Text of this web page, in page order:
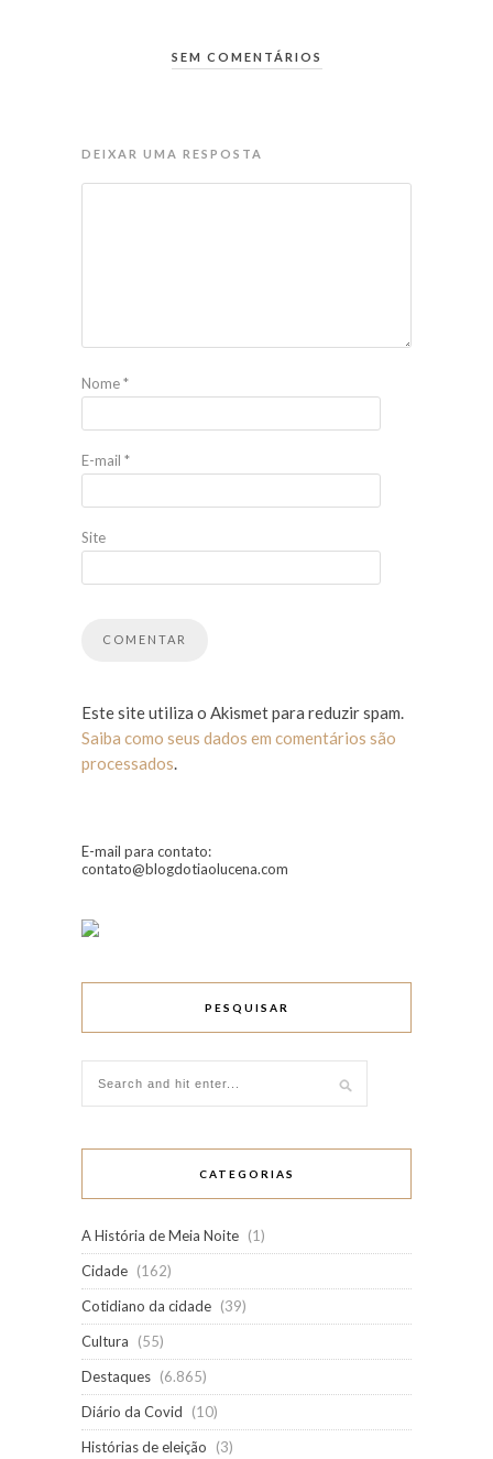
SEM COMENTÁRIOS
DEIXAR UMA RESPOSTA
Nome*
E-mail *
Site
Este site utiliza o Akismet para reduzir spam.
Saiba como seus dados em comentários são
processados.
E-mail para contato:
contato@blogdotiaolucena.com
PESQUISAR
CATEGORIAS
A História de Meia Noite (1)
Cidade (162)
Cotidiano da cidade (39)
Cultura
(55)
Destaques (6.865)
Diário da Covid
(10)
Histórias de eleição
(3)